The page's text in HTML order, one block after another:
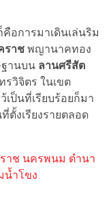
การมาเดินเล่นริม
ราช พญานาคทอง
านบน ลานศรีสัต
วิจิตร ในเขต
เป็นที่เรียบร้อยก็มา
ตั้งเรียงรายตลอด
าช นครพนม ตำนา
น้ำโขง